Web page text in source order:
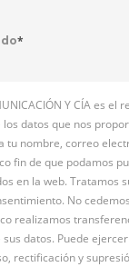
*
Y CÍA es el
datos que nos
tu nombre, correo
fin de que podamos
en la web. Tratamos
No
realizamos
datos. Puede
rectificación y